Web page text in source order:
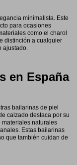
minimalista. Este
para ocasiones
como el charol
distinción a cualquier
ajustado.
en España
bailarinas de piel
calzado destaca por su
naturales
Estas bailarinas
que también cuidan de